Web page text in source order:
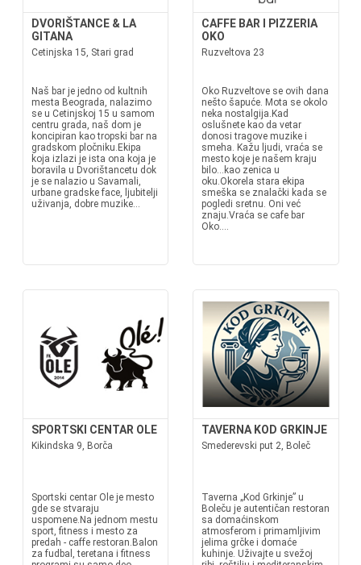
DVORIŠTANCE & LA
GITANA
Cetinjska 15, Stari grad
Naš bar je jedno od kultnih
mesta Beograda, nalazimo
se u Cetinjskoj 15 u samom
centru grada, naš dom je
koncipiran kao tropski bar na
gradskom pločniku.Ekipa
koja izlazi je ista ona koja je
boravila u Dvorištancetu dok
je se nalazio u Savamali,
urbane gradske face, ljubitelji
uživanja, dobre muzike...
CAFFE BAR I PIZZERIA
OKO
Ruzveltova 23
Oko Ruzveltove se ovih dana
nešto šapuće. Mota se okolo
neka nostalgija.Kad
oslušnete kao da vetar
donosi tragove muzike i
smeha. Kažu ljudi, vraća se
mesto koje je našem kraju
bilo...kao zenica u
oku.Okorela stara ekipa
smeška se znalački kada se
pogledi sretnu. Oni već
znaju.Vraća se cafe bar
Oko....
SPORTSKI CENTAR OLE
Kikindska 9, Borča
Sportski centar Ole je mesto
gde se stvaraju
uspomene.Na jednom mestu
sport, fitness i mesto za
predah - caffe restoran.Balon
za fudbal, teretana i fitness
TAVERNA KOD GRKINJE
Smederevski put 2, Boleč
Taverna „Kod Grkinje” u
Boleču je autentičan restoran
sa domaćinskom
atmosferom i primamljivim
jelima grčke i domaće
kuhinje. Uživajte u svežoj